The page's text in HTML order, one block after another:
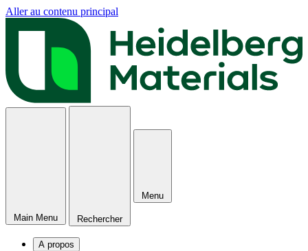
Aller au contenu principal
Main Menu Rechercher
Menu
A propos